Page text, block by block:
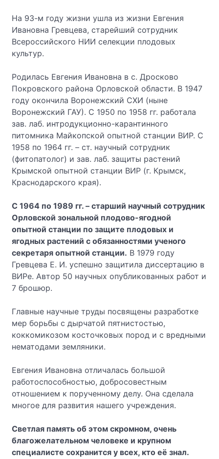
На 93-м году жизни ушла из жизни Евгения
Ивановна Гревцева, старейший сотрудник
Всероссийского НИИ селекции плодовых
культур.
Родилась Евгения Ивановна в с. Дросково
Покровского района Орловской области. В 1947
году окончила Воронежский СХИ (ныне
Воронежский ГАУ). С 1950 по 1958 гг. работала
зав. лаб. интродукционно-карантинного
питомника Майкопской опытной станции ВИР. С
1958 по 1964 гг. – ст. научный сотрудник
(фитопатолог) и зав. лаб. защиты растений
Крымской опытной станции ВИР (г. Крымск,
Краснодарского края).
С 1964 по 1989 гг. – старший научный сотрудник
Орловской зональной плодово-ягодной
опытной станции по защите плодовых и
ягодных растений с обязанностями ученого
секретаря опытной станции. В 1979 году
Гревцева Е. И. успешно защитила диссертацию в
ВИРе. Автор 50 научных опубликованных работ и
7 брошюр.
Главные научные труды посвящены разработке
мер борьбы с дырчатой пятнистостью,
коккомикозом косточковых пород и с вредными
нематодами земляники.
Евгения Ивановна отличалась большой
работоспособностью, добросовестным
отношением к порученному делу. Она сделала
многое для развития нашего учреждения.
Светлая память об этом скромном, очень
благожелательном человеке и крупном
специалисте сохранится у всех, кто её знал.